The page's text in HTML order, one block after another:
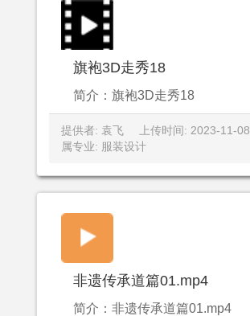
旗袍3D走秀18
简介：旗袍3D走秀18
提供者: 袁飞 上传时间: 2023-11-08
属专业: 服装设计
非遗传承道篇01.mp4
简介：非遗传承道篇01.mp4